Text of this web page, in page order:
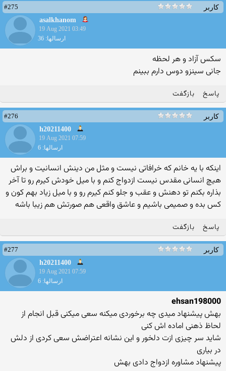
کاربر
#275
asalkhanom
19 Aug 2021 03:49
ارسالها: 36
سکس آزاد و هر لحظه
جانی سینزو دوس دارم ببینم
پاسخ بازگفت
کاربر
#276
h20211400
19 Aug 2021 07:59
ارسالها: 6
اینکه با یه خانم که خرافاتی نیست و مثل من دینش انسانیت و براش
هیچ انسانی مقدس نیست ازدواج کنم و با میل خودش کیرم رو تا آخر
بذاره بکنم تو دهنش و عقب و جلو کنم کیرم رو و با میل زیاد بهم کون و
کس بده و صمیمی باشیم و عاشق واقعی هم صورتش هم زیبا باشه
پاسخ بازگفت
کاربر
#277
h20211400
19 Aug 2021 07:59
ارسالها: 6
ehsan198000
بهش پیشنهاد میدی چه برخوردی میکنه سعی میکنی قبل انجام از
لحاظ ذهنی اماده اش کنی
شاید سر چیزی ازت دلخور و این نشانه اعتراضش سعی کردی از دلش
در بیاری
پیشنهاد مشاوره ازدواج دادی بهش